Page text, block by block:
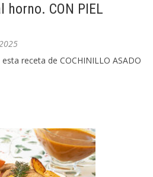
CON PIEL
receta de COCHINILLO ASADO